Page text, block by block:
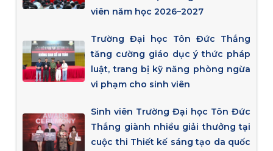
viên năm học 2026–2027
Trường Đại học Tôn Đức Thắng
tăng cường giáo dục ý thức pháp
luật, trang bị kỹ năng phòng ngừa
vi phạm cho sinh viên
Sinh viên Trường Đại học Tôn Đức
Thắng giành nhiều giải thưởng tại
cuộc thi Thiết kế sáng tạo da quốc